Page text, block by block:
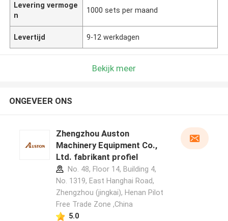
Levering vermoge
n
1000 sets per maand
Levertijd 9-12 werkdagen
Bekijk meer
ONGEVEER ONS
Zhengzhou Auston
Machinery Equipment Co.,
Ltd. fabrikant profiel
No. 48, Floor 14, Building 4,
No. 1319, East Hanghai Road,
Zhengzhou (jingkai), Henan Pilot
Free Trade Zone ,China
5.0